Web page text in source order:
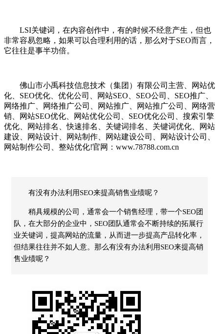
LSI关键词，在内容创作中，有的时候不经意产生，但也
非常容易忽略，如果可以合理利用的话，那么对于SEO而言，
它往往是事半功倍。
佛山市小禹科技信息技术（集团）有限公司主营、网站优
化、SEO优化、优化公司、网站SEO、SEO公司、SEO推广、
网络推广、网络推广公司、网站推广、网站推广公司、网络营
销、网站SEO优化、网站优化公司、SEO优化公司、搜索引擎
优化、网站排名、快速排名、关键词排名、关键词优化、网站
建设、网站设计、网站制作、网站建设公司、网站设计公司、
网站制作公司、整站优化!官网：www.78788.com.cn
有没有办法利用SEO来提高销售业绩呢？
稍具规模的公司，通常会一个销售经理，带一个SEO团
队，在大部分的企业中，SEO团队通常会不断持续的拓展行
业关键词，提高网站的流量，从而进一步提高产品转化率，
但结果往往并不如人意。那么有没有办法利用SEO来提高销
售业绩呢？